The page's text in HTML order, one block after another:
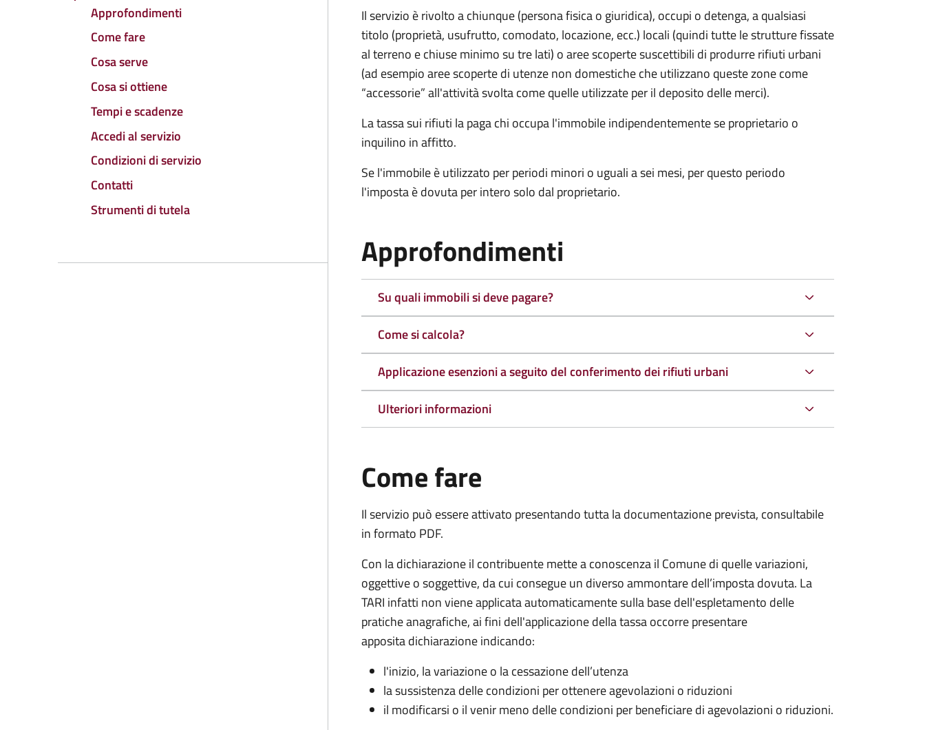
Approfondimenti
Come fare
Cosa serve
Cosa si ottiene
Tempi e scadenze
Accedi al servizio
Condizioni di servizio
Contatti
Strumenti di tutela
Il servizio è rivolto a chiunque (persona fisica o giuridica), occupi o detenga, a qualsiasi
titolo (proprietà, usufrutto, comodato, locazione, ecc.) locali (quindi tutte le strutture fissate
al terreno e chiuse minimo su tre lati) o aree scoperte suscettibili di produrre rifiuti urbani
(ad esempio aree scoperte di utenze non domestiche che utilizzano queste zone come
“accessorie” all'attività svolta come quelle utilizzate per il deposito delle merci).
La tassa sui rifiuti la paga chi occupa l'immobile indipendentemente se proprietario o
inquilino in affitto.
Se l'immobile è utilizzato per periodi minori o uguali a sei mesi, per questo periodo
l'imposta è dovuta per intero solo dal proprietario.
Approfondimenti
Su quali immobili si deve pagare?
Come si calcola?
Applicazione esenzioni a seguito del conferimento dei rifiuti urbani
Ulteriori informazioni
Come fare
Il servizio può essere attivato presentando tutta la documentazione prevista, consultabile
in formato PDF.
Con la dichiarazione il contribuente mette a conoscenza il Comune di quelle variazioni,
oggettive o soggettive, da cui consegue un diverso ammontare dell’imposta dovuta. La
TARI infatti non viene applicata automaticamente sulla base dell'espletamento delle
pratiche anagrafiche, ai fini dell'applicazione della tassa occorre presentare
apposita dichiarazione indicando:
l'inizio, la variazione o la cessazione dell’utenza
la sussistenza delle condizioni per ottenere agevolazioni o riduzioni
il modificarsi o il venir meno delle condizioni per beneficiare di agevolazioni o riduzioni.